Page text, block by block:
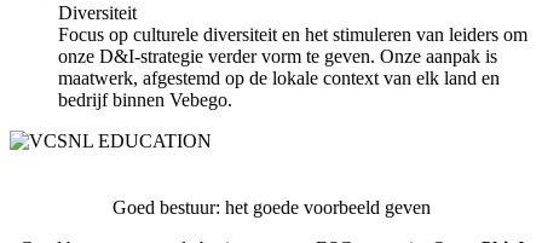
Diversiteit
Focus op culturele diversiteit en het stimuleren van leiders om
onze D&I-strategie verder vorm te geven. Onze aanpak is
maatwerk, afgestemd op de lokale context van elk land en
bedrijf binnen Vebego.
Goed bestuur: het goede voorbeeld geven